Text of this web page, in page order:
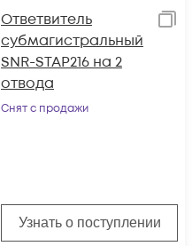
Ответвитель
субмагистральный
SNR-STAP216 на 2
отвода
Снят с продажи
Узнать о поступлении